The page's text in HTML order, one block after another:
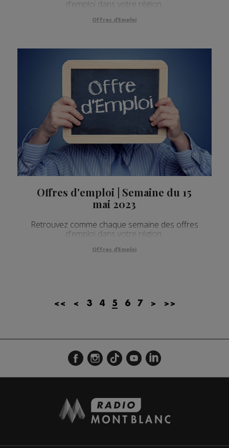
d'emploi dans votre région.
Offres d'Emploi
Offres d'emploi | Semaine du 15
mai 2023
Retrouvez comme chaque semaine des offres
d'emploi dans votre région.
Offres d'Emploi
<< < 3 4 5 6 7 > >>